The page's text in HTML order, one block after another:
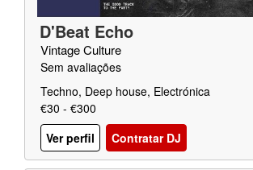
D'Beat Echo
Vintage Culture
Sem avaliações
Techno, Deep house, Electrónica
€30 - €300
Ver perfil
Contratar DJ